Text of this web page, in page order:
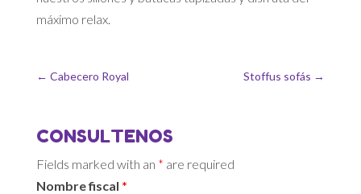
máximo relax.
← Cabecero Royal Stoffus sofás →
CONSULTENOS
Fields marked with an * are required
Nombre fiscal *